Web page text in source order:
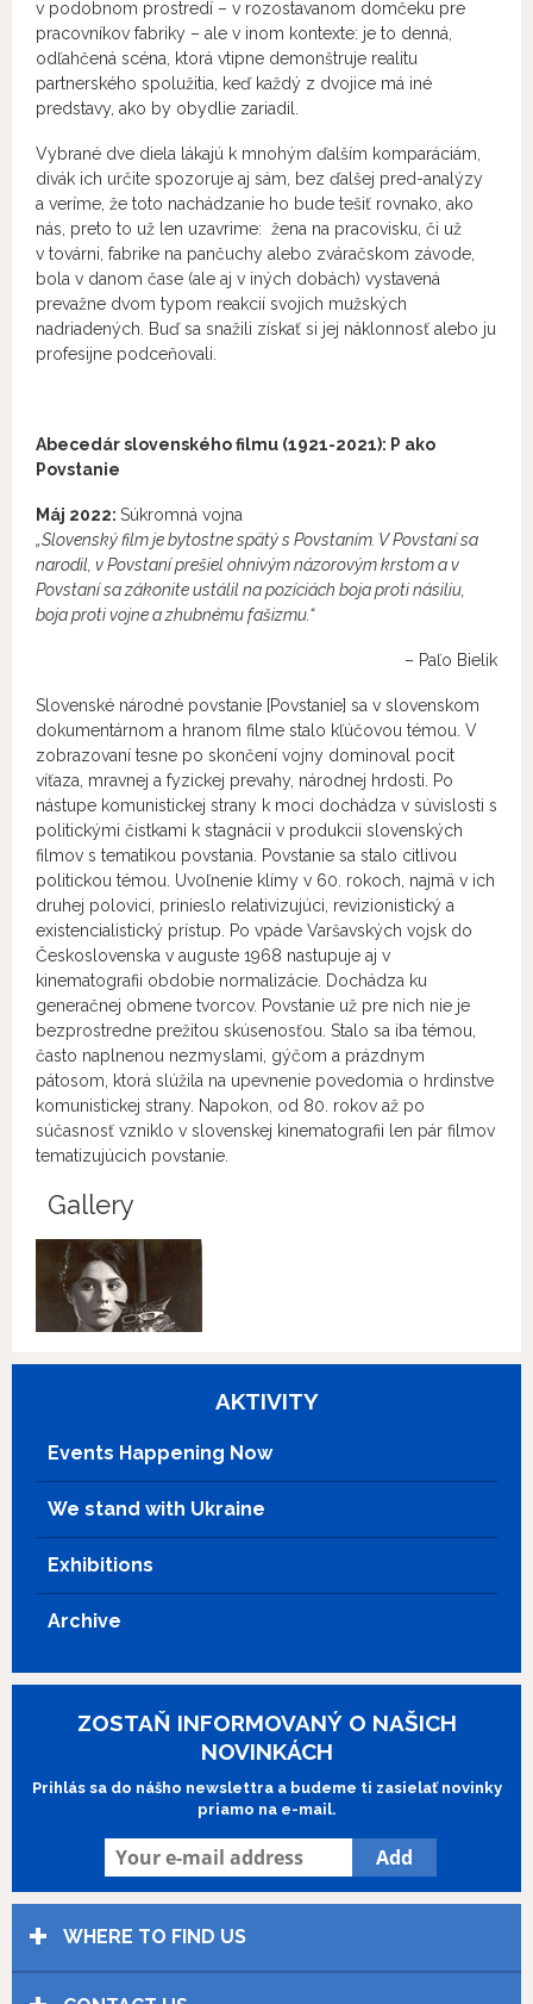
v podobnom prostredí – v rozostavanom domčeku pre
pracovníkov fabriky – ale v inom kontexte: je to denná,
odľahčená scéna, ktorá vtipne demonštruje realitu
partnerského spolužitia, keď každý z dvojice má iné
predstavy, ako by obydlie zariadil.
Vybrané dve diela lákajú k mnohým ďalším komparáciám,
divák ich určite spozoruje aj sám, bez ďalšej pred-analýzy
a veríme, že toto nachádzanie ho bude tešiť rovnako, ako
nás, preto to už len uzavrime: žena na pracovisku, či už
v továrni, fabrike na pančuchy alebo zváračskom závode,
bola v danom čase (ale aj v iných dobách) vystavená
prevažne dvom typom reakcií svojich mužských
nadriadených. Buď sa snažili získať si jej náklonnosť alebo ju
profesijne podceňovali.
Abecedár slovenského filmu (1921-2021): P ako
Povstanie
Máj 2022: Súkromná vojna
„Slovenský film je bytostne spätý s Povstaním. V Povstaní sa
narodil, v Povstaní prešiel ohnivým názorovým krstom a v
Povstaní sa zákonite ustálil na pozíciách boja proti násiliu,
boja proti vojne a zhubnému fašizmu.“
– Paľo Bielik
Slovenské národné povstanie [Povstanie] sa v slovenskom
dokumentárnom a hranom filme stalo kľúčovou témou. V
zobrazovaní tesne po skončení vojny dominoval pocit
víťaza, mravnej a fyzickej prevahy, národnej hrdosti. Po
nástupe komunistickej strany k moci dochádza v súvislosti s
politickými čistkami k stagnácii v produkcii slovenských
filmov s tematikou povstania. Povstanie sa stalo citlivou
politickou témou. Uvoľnenie klímy v 60. rokoch, najmä v ich
druhej polovici, prinieslo relativizujúci, revizionistický a
existencialistický prístup. Po vpáde Varšavských vojsk do
Československa v auguste 1968 nastupuje aj v
kinematografii obdobie normalizácie. Dochádza ku
generačnej obmene tvorcov. Povstanie už pre nich nie je
bezprostredne prežitou skúsenosťou. Stalo sa iba témou,
často naplnenou nezmyslami, gýčom a prázdnym
pátosom, ktorá slúžila na upevnenie povedomia o hrdinstve
komunistickej strany. Napokon, od 80. rokov až po
súčasnosť vzniklo v slovenskej kinematografii len pár filmov
tematizujúcich povstanie.
Gallery
AKTIVITY
Events Happening Now
We stand with Ukraine
Exhibitions
Archive
ZOSTAŇ INFORMOVANÝ O NAŠICH
NOVINKÁCH
Prihlás sa do nášho newslettra a budeme ti zasielať novinky
priamo na e-mail.
WHERE TO FIND US